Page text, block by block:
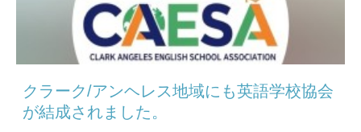
クラーク/アンヘレス地域にも英語学校協会
が結成されました。